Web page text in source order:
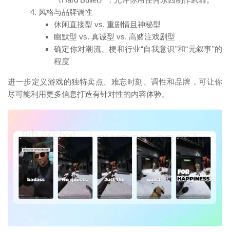
风格与品牌调性
休闲直接型 vs. 重剧情且神秘型
幽默型 vs. 真诚型 vs. 高赌注戏剧型
确定你对潮流、梗和行业“自我意识”和“元叙事”的
程度
进一步定义游戏的独特卖点、难忘时刻、调性和品牌，可让你
尽可能利用更多信息打造有针对性的内容体验。
映维网（nweon.com）